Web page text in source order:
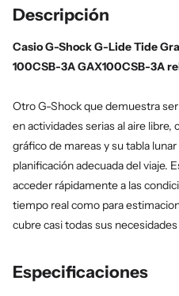
Descripción
Casio G-Shock G-Lide Tide
100CSB-3A GAX100CSB-3A
Otro G-Shock que demuestra
en actividades serias al aire libre,
gráfico de mareas y su tabla
planificación adecuada del viaje.
acceder rápidamente a las
tiempo real como para
cubre casi todas sus
Especificaciones